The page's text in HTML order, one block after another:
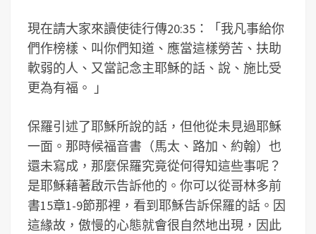
現在請大家來讀使徒行傳20:35：「我凡事給你
們作榜樣、叫你們知道、應當這樣勞苦、扶助
軟弱的人、又當記念主耶穌的話、說、施比受
更為有福。 」
保羅引述了耶穌所說的話，但他從未見過耶穌
一面。那時候福音書（馬太、路加、約翰）也
還未寫成，那麼保羅究竟從何得知這些事呢？
是耶穌藉著啟示告訴他的。你可以從哥林多前
書15章1-9節那裡，看到耶穌告訴保羅的話。因
這緣故，傲慢的心態就會很自然地出現，因此